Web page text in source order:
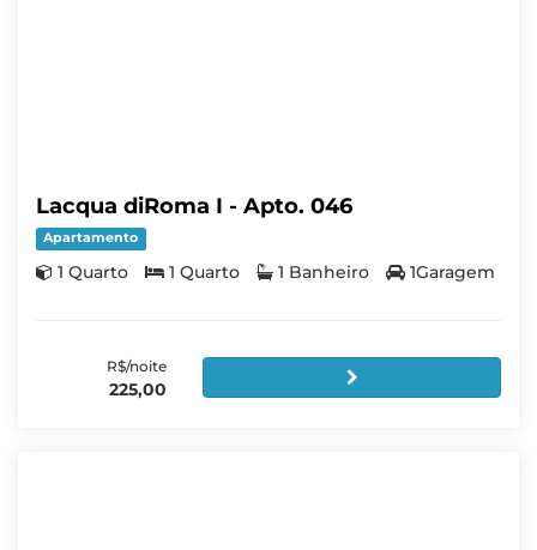
Lacqua diRoma I - Apto. 046
Apartamento
1 Quarto 1 Quarto 1 Banheiro 1Garagem
R$/noite
225,00